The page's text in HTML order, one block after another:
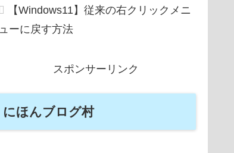
【Windows11】従来の右クリックメニ
ューに戻す方法
スポンサーリンク
にほんブログ村